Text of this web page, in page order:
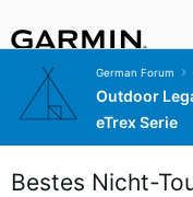
German Forum
Outdoor
eTrex Serie
Bestes Nicht-